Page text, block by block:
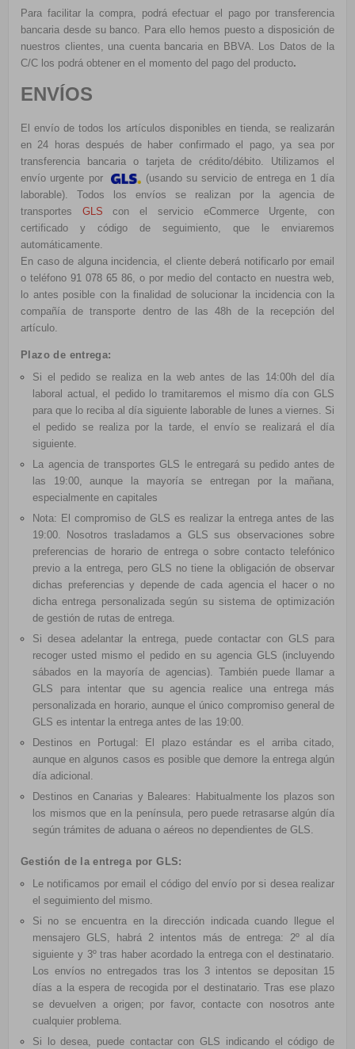
Para facilitar la compra, podrá efectuar el pago por transferencia
bancaria desde su banco. Para ello hemos puesto a disposición de
nuestros clientes, una cuenta bancaria en BBVA. Los Datos de la
C/C los podrá obtener en el momento del pago del producto.
ENVÍOS
El envío de todos los artículos disponibles en tienda, se realizarán
en 24 horas después de haber confirmado el pago, ya sea por
transferencia bancaria o tarjeta de crédito/débito. Utilizamos el
envío urgente por
(usando su servicio de entrega en 1 día
laborable). Todos los envíos se realizan por la agencia de
transportes GLS con el servicio eCommerce Urgente, con
certificado y código de seguimiento, que le enviaremos
automáticamente.
En caso de alguna incidencia, el cliente deberá notificarlo por email
o teléfono 91 078 65 86, o por medio del contacto en nuestra web,
lo antes posible con la finalidad de solucionar la incidencia con la
compañía de transporte dentro de las 48h de la recepción del
artículo.
Plazo de entrega:
Si el pedido se realiza en la web antes de las 14:00h del día
laboral actual, el pedido lo tramitaremos el mismo día con GLS
para que lo reciba al día siguiente laborable de lunes a viernes. Si
el pedido se realiza por la tarde, el envío se realizará el día
siguiente.
La agencia de transportes GLS le entregará su pedido antes de
las 19:00, aunque la mayoría se entregan por la mañana,
especialmente en capitales
Nota: El compromiso de GLS es realizar la entrega antes de las
19:00. Nosotros trasladamos a GLS sus observaciones sobre
preferencias de horario de entrega o sobre contacto telefónico
previo a la entrega, pero GLS no tiene la obligación de observar
dichas preferencias y depende de cada agencia el hacer o no
dicha entrega personalizada según su sistema de optimización
de gestión de rutas de entrega.
Si desea adelantar la entrega, puede contactar con GLS para
recoger usted mismo el pedido en su agencia GLS (incluyendo
sábados en la mayoría de agencias). También puede llamar a
GLS para intentar que su agencia realice una entrega más
personalizada en horario, aunque el único compromiso general de
GLS es intentar la entrega antes de las 19:00.
Destinos en Portugal: El plazo estándar es el arriba citado,
aunque en algunos casos es posible que demore la entrega algún
día adicional.
Destinos en Canarias y Baleares: Habitualmente los plazos son
los mismos que en la península, pero puede retrasarse algún día
según trámites de aduana o aéreos no dependientes de GLS.
Gestión de la entrega por GLS:
Le notificamos por email elcódigo del envío por si desea realizar
el seguimiento del mismo.
Si no se encuentra en la dirección indicada cuando llegue el
mensajero GLS, habrá 2 intentos más de entrega: 2º al día
siguiente y 3º tras haber acordado la entrega con el destinatario.
Los envíos no entregados tras los 3 intentos se depositan 15
días a la espera de recogida por el destinatario. Tras ese plazo
se devuelven a origen; por favor, contacte con nosotros ante
cualquier problema.
Si lo desea, puede contactar conGLS indicando el código de